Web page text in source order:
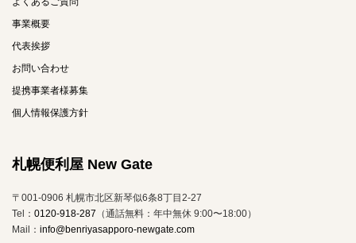
事業概要
代表挨拶
お問い合わせ
提携事業者様募集
個人情報保護方針
札幌便利屋 New Gate
〒001-0906 札幌市北区新琴似6条8丁目2-27
Tel： 0120-918-287 （通話無料：年中無休 9:00〜18:00）
Mail： info@benriyasapporo-newgate.com